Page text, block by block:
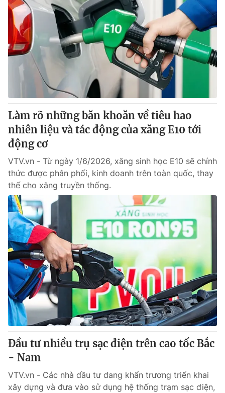
Giải sao mai
Sao
Làm đẹp
Chất lượng cuộc sống
Tuyển sinh
Học trực tuyến
Công nghệ
Hitech Công nghệ tương lai
Sản phẩm
Tư vấn
Giao lưu trực tuyến
Lịch phát sóng
Chuyên mục khác
Emagazine
Photo Infographic
Video Shorts video
VTV Money VTV Thể thao
VTV Sức khoẻ Bất động sản
Thị trường 24h Tấm lòng Việt
VTV4 Vươn mình bằng AI
VTV9 VTV8
Liên hệ tòa soạn English
Làm rõ những băn khoăn về tiêu hao
nhiên liệu và tác động của xăng E10 tới
động cơ
VTV.vn - Từ ngày 1/6/2026, xăng sinh học E10 sẽ chính
thức được phân phối, kinh doanh trên toàn quốc, thay
thế cho xăng truyền thống.
Đầu tư nhiều trụ sạc điện trên cao tốc Bắc
- Nam
VTV.vn - Các nhà đầu tư đang khẩn trương triển khai
xây dựng và đưa vào sử dụng hệ thống trạm sạc điện,